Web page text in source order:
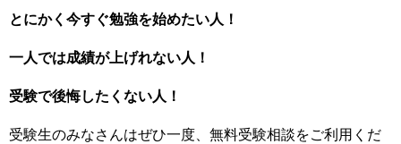
とにかく今すぐ勉強を始めたい人！
一人では成績が上げれない人！
受験で後悔したくない人！
受験生のみなさんはぜひ一度、無料受験相談をご利用くだ